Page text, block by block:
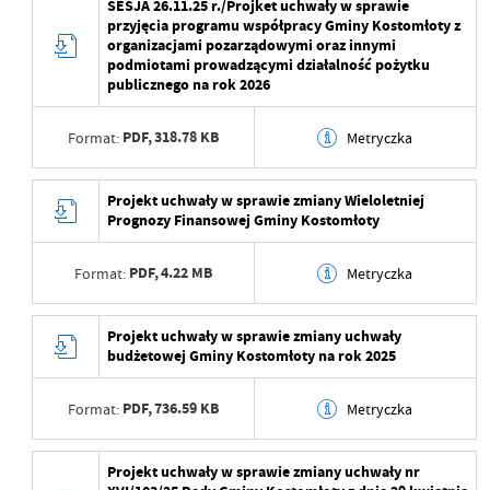
Data ostatniej
aktualizacji
2025-11-20 09:57:02
Ostatnio zaktualizował
Wytworzył
Data opublikowania
Data ostatniej
aktualizacji
2025-11-20 09:57:10
Ostatnio zaktualizował Beata Mamczarz
SESJA 26.11.25 r./Projket uchwały w sprawie
przyjęcia programu współpracy Gminy Kostomłoty z
organizacjami pozarządowymi oraz innymi
podmiotami prowadzącymi działalność pożytku
publicznego na rok 2026
Format: PDF,318.78 KB Metryczka
Wytworzył
Data opublikowania
Opublikował
Data ostatniej
aktualizacji
2025-11-20 09:57:21
Ostatnio zaktualizował Beata Mamczarz
Projekt uchwały w sprawie zmiany Wieloletniej
Prognozy Finansowej Gminy Kostomłoty
Format: PDF,4.22 MB Metryczka
Wytworzył Beata Mamczarz
Data opublikowania 2025-10-14 15:13:18
Opublikował Beata Mamczarz
Projekt uchwały w sprawie zmiany uchwały
budżetowej Gminy Kostomłoty na rok 2025
Format: PDF,736.59 KB Metryczka
Projekt uchwały w sprawie zmiany uchwały nr